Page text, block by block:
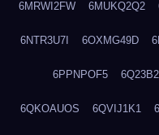
6MRWI2FW 6MUKQ2Q2
6NTR3U7I 6OXMG49D
6PPNPOF5
6QKOAUOS 6QVIJ1K1